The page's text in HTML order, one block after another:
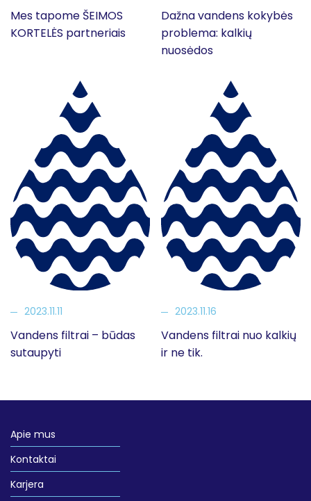
Mes tapome ŠEIMOS
KORTELĖS partneriais
Dažna vandens kokybės
problema: kalkių
nuosėdos
2023.11.11
Vandens filtrai – būdas
sutaupyti
2023.11.16
Vandens filtrai nuo kalkių
ir ne tik.
Apie mus
Kontaktai
Karjera